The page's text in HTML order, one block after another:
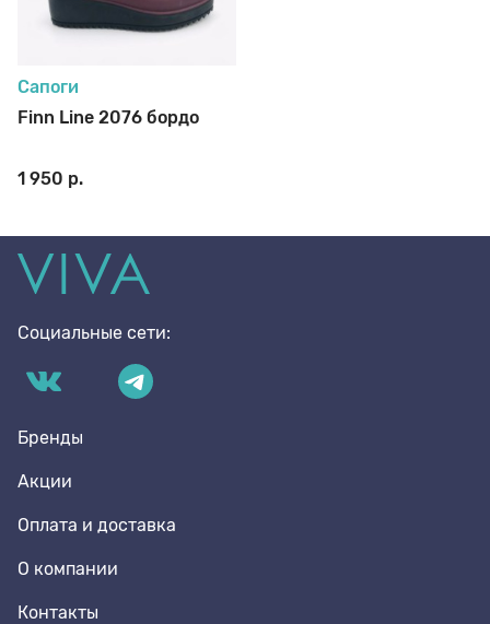
Сапоги
Finn Line 2076 бордо
1 950 р.
Социальные сети:
Бренды
Акции
Оплата и доставка
О компании
Контакты
8 den
Подпяточники
Полустельки
Пропитка
Пяткоудерживатели
Растяжитель и Очиститель
Салфетки
Стельки